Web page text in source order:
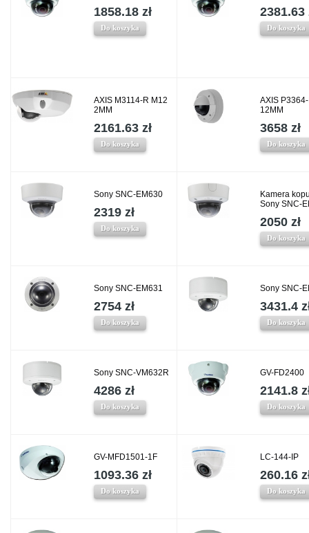
1858.18 zł
Do koszyka
2381.63
Do koszyka
AXIS M3114-R M12
2MM
2161.63 zł
Do koszyka
AXIS
12MM
3658 zł
Do koszyka
Sony SNC-EM630
2319 zł
Do koszyka
Kamera
Sony SNC-
2050 zł
Do koszyka
Sony SNC-EM631
2754 zł
Do koszyka
Sony SNC-
3431.4
Do koszyka
Sony SNC-VM632R
4286 zł
Do koszyka
GV-FD2400
2141.8
Do koszyka
GV-MFD1501-1F
1093.36 zł
Do koszyka
LC-144-IP
260.16
Do koszyka